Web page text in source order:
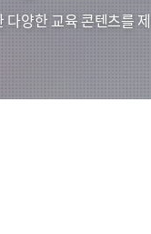
다양한 교육 콘텐츠를